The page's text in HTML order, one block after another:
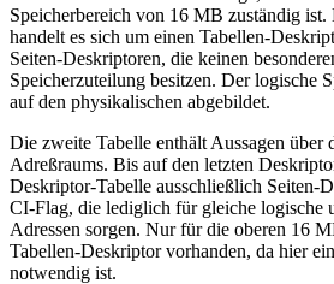
Speicherbereich von 16 MB zuständig
handelt es sich um einen Tabellen-
Seiten-Deskriptoren, die keinen
Speicherzuteilung besitzen. Der logische
auf den physikalischen abgebildet.
Die zweite Tabelle enthält Aussagen über
Adreßraums. Bis auf den letzten
Deskriptor-Tabelle ausschließlich Seiten-
CI-Flag, die lediglich für gleiche logische
Adressen sorgen. Nur für die oberen 16
Tabellen-Deskriptor vorhanden, da hier
notwendig ist.